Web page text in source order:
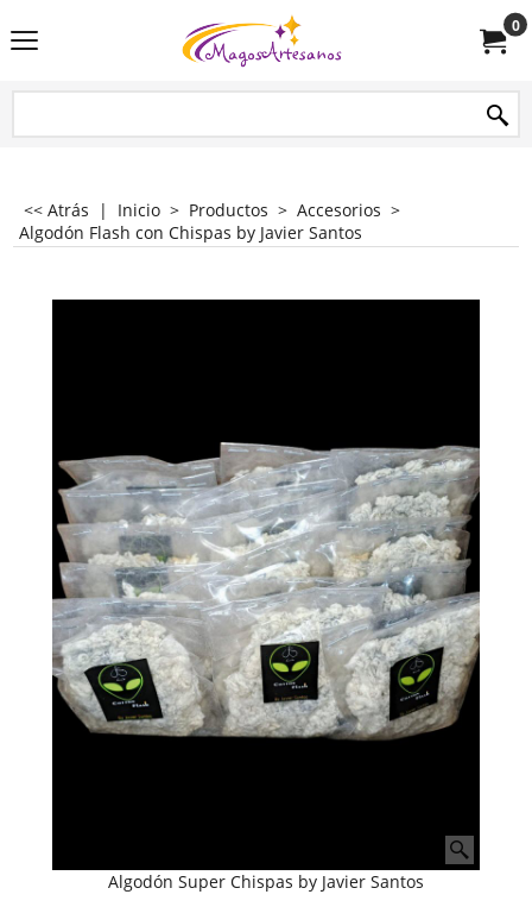
0
<< Atrás | Inicio > Productos > Accesorios >
Algodón Flash con Chispas by Javier Santos
Algodón Super Chispas by Javier Santos